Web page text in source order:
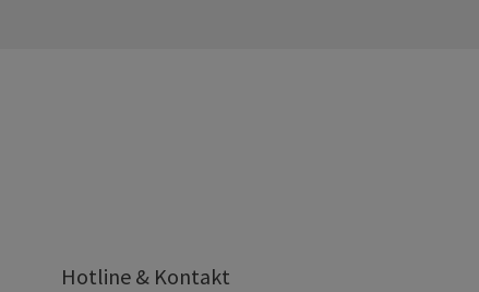
Hotline & Kontakt